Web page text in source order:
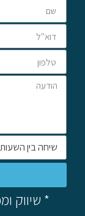
* שיווק